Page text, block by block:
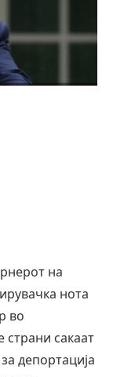
на
нота
во
страни сакаат
депортација